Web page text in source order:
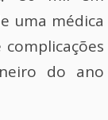
uma médica
do ano